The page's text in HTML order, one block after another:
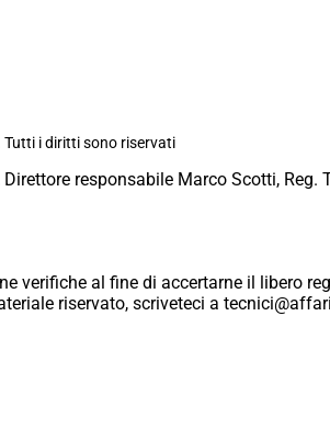
i diritti sono riservati
responsabile Marco Scotti, Reg.
al fine di accertarne il libero
riservato, scriveteci a